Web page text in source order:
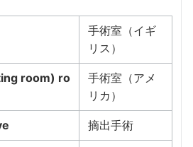
手術室（イギ
リス）
room) ro
手術室（アメ
リカ）
摘出手術